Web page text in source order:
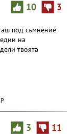
10 3
под съмнение
на
твоята
3 11